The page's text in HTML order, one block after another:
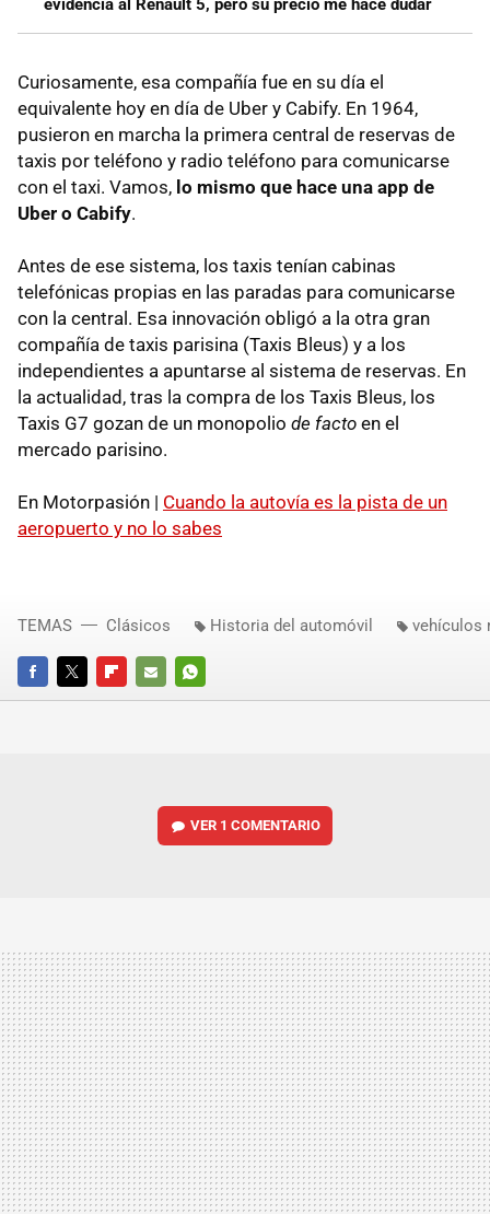
evidencia al Renault 5, pero su precio me hace dudar
Curiosamente, esa compañía fue en su día el
equivalente hoy en día de Uber y Cabify. En 1964,
pusieron en marcha la primera central de reservas de
taxis por teléfono y radio teléfono para comunicarse
con el taxi. Vamos, lo mismo que hace una app de
Uber o Cabify.
Antes de ese sistema, los taxis tenían cabinas
telefónicas propias en las paradas para comunicarse
con la central. Esa innovación obligó a la otra gran
compañía de taxis parisina (Taxis Bleus) y a los
independientes a apuntarse al sistema de reservas. En
la actualidad, tras la compra de los Taxis Bleus, los
Taxis G7 gozan de un monopolio de facto en el
mercado parisino.
En Motorpasión | Cuando la autovía es la pista de un
aeropuerto y no lo sabes
FACEBOOKTWITTERFLIPBOARD
E-
WHATSAPP
TEMAS Clásicos Historia del automóvil vehículos
VER 1 COMENTARIO